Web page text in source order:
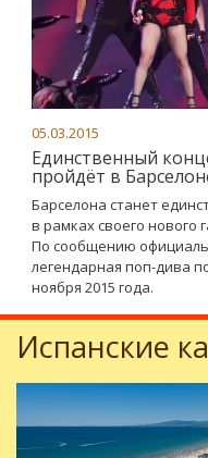
05.03.2015
Единственный
пройдёт в
Барселона станет
в рамках своего нового
По сообщению
легендарная поп-дива
ноября 2015 года.
Испанские